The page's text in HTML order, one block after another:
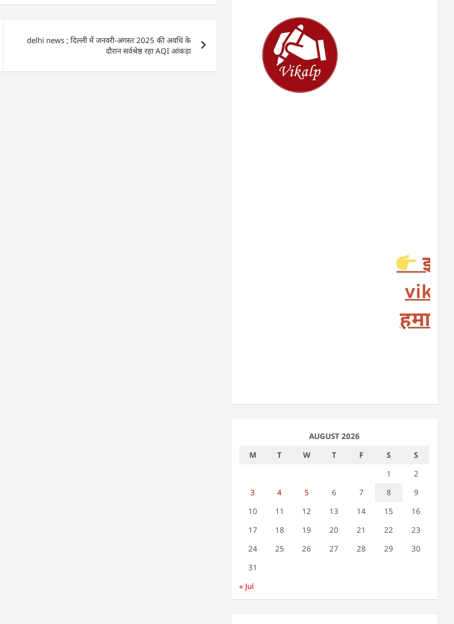
delhi news ; दिल्ली में जनवरी-अगस्त 2025 की अवधि के
दौरान सर्वश्रेष्ठ रहा AQI आंकड़ा
AUGUST 2026
M
T W T F S
S
1
2
3
4 5 6 7 8
9
10
11 12 13 14 15
16
17
18 19 20 21 22
23
24
25 26 27 28 29
30
31
« Jul